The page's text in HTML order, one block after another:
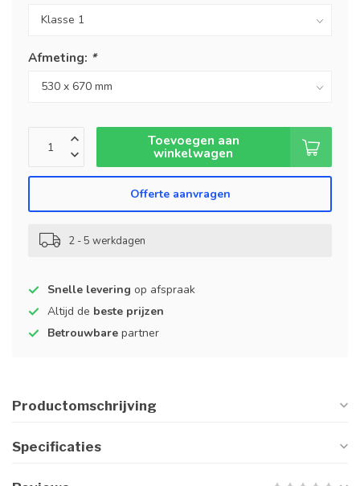
Afmeting: *
Toevoegen aan
winkelwagen
Offerte aanvragen
2 - 5 werkdagen
Snelle levering op afspraak
Altijd de beste prijzen
Betrouwbare partner
Productomschrijving
Specificaties